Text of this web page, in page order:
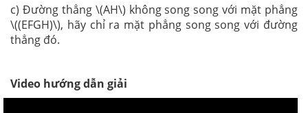
c) Đường thẳng \(AH\) không song song với mặt phẳng
\((EFGH)\), hãy chỉ ra mặt phẳng song song với đường
thẳng đó.
Video hướng dẫn giải